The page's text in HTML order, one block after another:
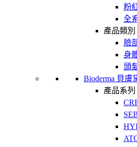
粉
全
產品類別
臉
身
頭
Bioderma 貝膚
產品系列